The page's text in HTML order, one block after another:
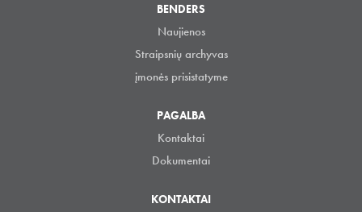
BENDERS
Naujienos
Straipsnių archyvas
įmonės prisistatyme
PAGALBA
Kontaktai
Dokumentai
KONTAKTAI